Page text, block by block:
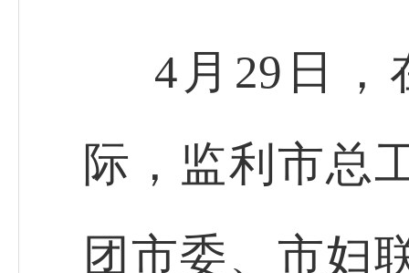
4月29日，
际，监利市总
团市委、市妇